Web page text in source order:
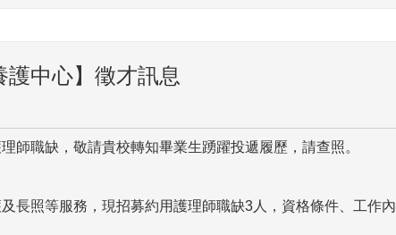
護中心】徵才訊息
缺，敬請貴校轉知畢業生踴躍投遞履歷，請查照。
長照等服務，現招募約用護理師職缺3人，資格條件、工作內